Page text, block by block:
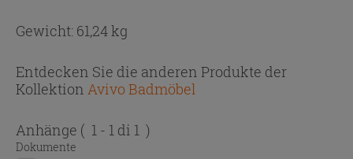
Gewicht: 61,24 kg
Entdecken Sie die anderen Produkte der
Kollektion Avivo Badmöbel
Anhänge ( 1 - 1 di 1 )
Dokumente